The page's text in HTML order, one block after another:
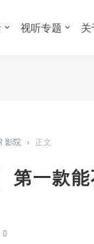
视听专题 关
影院 › 正文
第一款
0